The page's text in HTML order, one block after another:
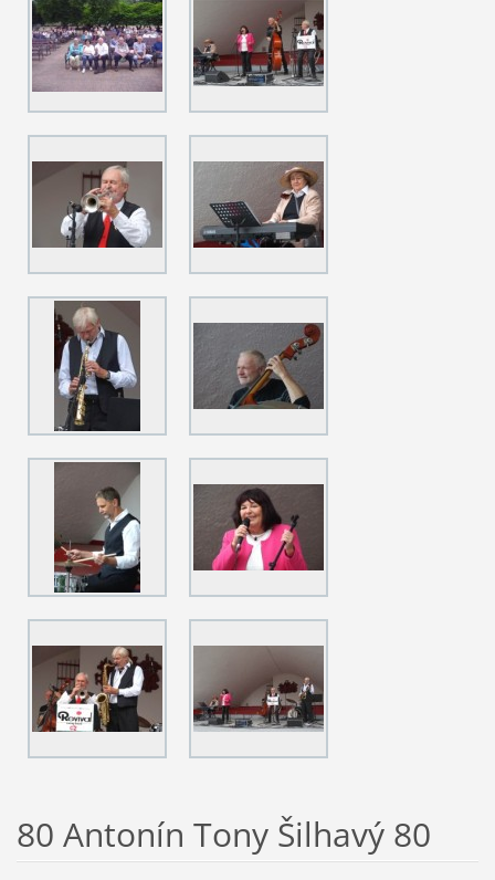
80 Antonín Tony Šilhavý 80